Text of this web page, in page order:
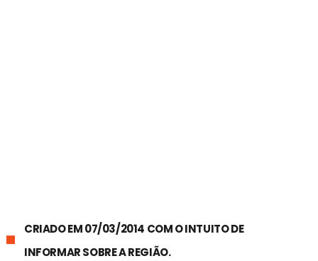
CRIADO EM 07/03/2014 COM O INTUITO DE
INFORMAR SOBRE A REGIÃO.